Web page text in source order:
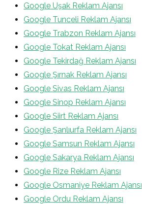
Google Uşak Reklam Ajansı
Google Tunceli Reklam Ajansı
Google Trabzon Reklam Ajansı
Google Tokat Reklam Ajansı
Google Tekirdağ Reklam Ajansı
Google Şırnak Reklam Ajansı
Google Sivas Reklam Ajansı
Google Sinop Reklam Ajansı
Google Siirt Reklam Ajansı
Google Şanlıurfa Reklam Ajansı
Google Samsun Reklam Ajansı
Google Sakarya Reklam Ajansı
Google Rize Reklam Ajansı
Google Osmaniye Reklam Ajansı
Google Ordu Reklam Ajansı